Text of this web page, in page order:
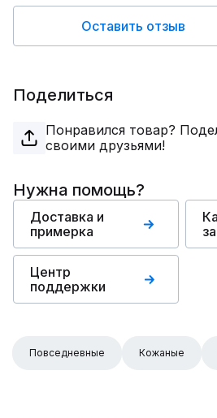
Оставить отзыв
Поделиться
Понравился товар?
своими друзьями!
Нужна помощь?
Доставка и
примерка
Центр
поддержки
Повседневные Кожаные